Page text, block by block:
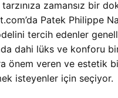
zamansız bir
Patek Philippe
tercih edenler
dahi lüks ve konforu
önem veren ve estetik
isteyenler için seçiyor.